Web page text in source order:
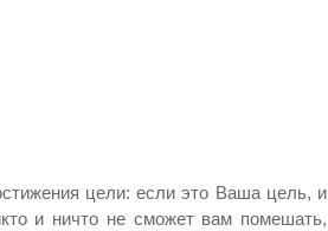
цели: если это Ваша цель, и
и ничто не сможет вам помешать,